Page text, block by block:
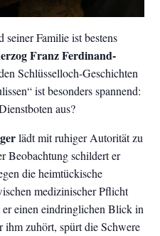
Familie ist bestens
Franz Ferdinand-
Schlüsselloch-Geschichten
ist besonders spannend:
aus?
lädt mit ruhiger Autorität zu
Beobachtung schildert er
die heimtückische
medizinischer Pflicht
einen eindringlichen Blick in
zuhört, spürt die Schwere